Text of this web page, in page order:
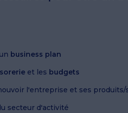
business plan
et les budgets
l'entreprise et ses produits/
secteur d'activité